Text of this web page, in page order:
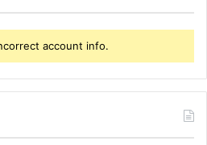
account info.